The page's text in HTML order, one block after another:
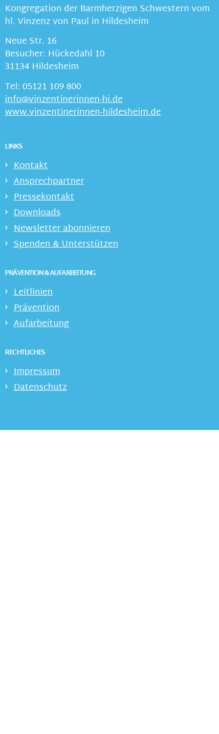
Kongregation der Barmherzigen Schwestern vom
hl. Vinzenz von Paul in Hildesheim
Neue Str. 16
Besucher: Hückedahl 10
31134 Hildesheim
Tel: 05121 109 800
info@vinzentinerinnen-hi.de
www.vinzentinerinnen-hildesheim.de
LINKS
Kontakt
Ansprechpartner
Pressekontakt
Downloads
Newsletter abonnieren
Spenden & Unterstützen
PRÄVENTION & AUFARBEITUNG
Leitlinien
Prävention
Aufarbeitung
RECHTLICHES
Impressum
Datenschutz